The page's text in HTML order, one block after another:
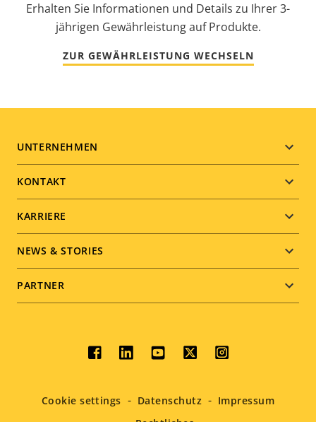
Erhalten Sie Informationen und Details zu Ihrer 3-
jährigen Gewährleistung auf Produkte.
ZUR GEWÄHRLEISTUNG WECHSELN
Footer
menu
UNTERNEHMEN
KONTAKT
KARRIERE
NEWS & STORIES
PARTNER
Social
menu
Cookie settings Datenschutz
Impressum